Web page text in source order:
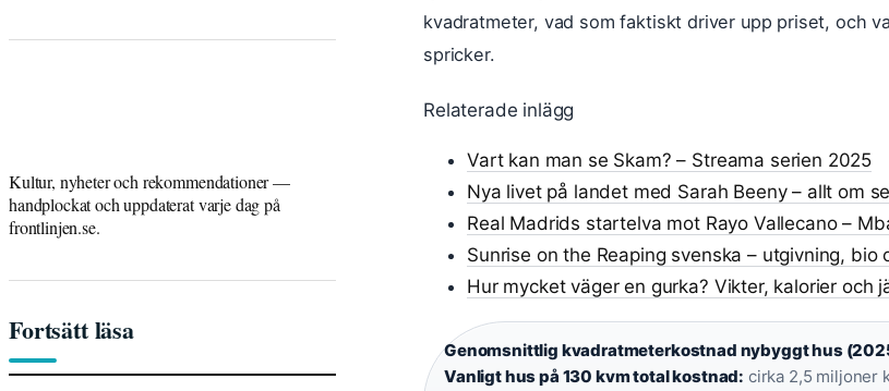
kvadratmeter, vad som faktiskt driver upp priset, och
spricker.
Relaterade inlägg
Vart kan man se Skam? – Streama serien 2025
Nya livet på landet med Sarah Beeny – allt om
Real Madrids startelva mot Rayo Vallecano –
Sunrise on the Reaping svenska – utgivning, bio
Hur mycket väger en gurka? Vikter, kalorier och
Genomsnittlig kvadratmeterkostnad nybyggt hus
Vanligt hus på 130 kvm total kostnad: cirka 2,5 miljoner
Kultur, nyheter och rekommendationer —
handplockat och uppdaterat varje dag på
frontlinjen.se.
Fortsätt läsa